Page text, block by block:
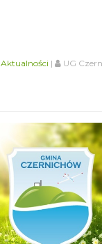
Aktualności | UG